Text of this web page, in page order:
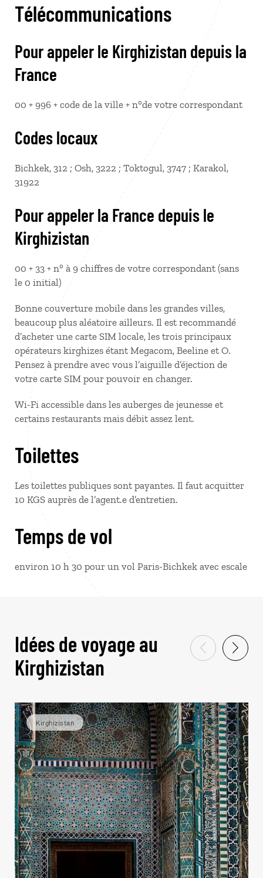
Télécommunications
Pour appeler le Kirghizistan depuis la
France
00 + 996 + code de la ville + n°de votre correspondant
Codes locaux
Bichkek, 312 ; Osh, 3222 ; Toktogul, 3747 ; Karakol,
31922
Pour appeler la France depuis le
Kirghizistan
00 + 33 + n° à 9 chiffres de votre correspondant (sans
le 0 initial)
Bonne couverture mobile dans les grandes villes,
beaucoup plus aléatoire ailleurs. Il est recommandé
d’acheter une carte SIM locale, les trois principaux
opérateurs kirghizes étant Megacom, Beeline et O.
Pensez à prendre avec vous l’aiguille d’éjection de
votre carte SIM pour pouvoir en changer.
Wi-Fi accessible dans les auberges de jeunesse et
certains restaurants mais débit assez lent.
Toilettes
Les toilettes publiques sont payantes. Il faut acquitter
10 KGS auprès de l’agent.e d’entretien.
Temps de vol
environ 10 h 30 pour un vol Paris-Bichkek avec escale
Idées de voyage au
Kirghizistan
Kirghizistan